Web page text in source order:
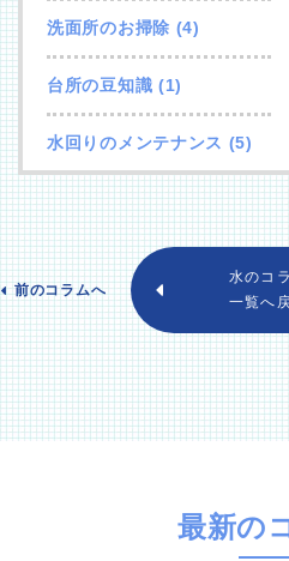
洗面所のお掃除 (4)
台所の豆知識 (1)
水回りのメンテナンス (5)
前のコラムへ
水のコ
一覧へ
最新の